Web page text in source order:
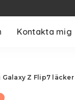
Kontakta mig
Z Flip7 läcker